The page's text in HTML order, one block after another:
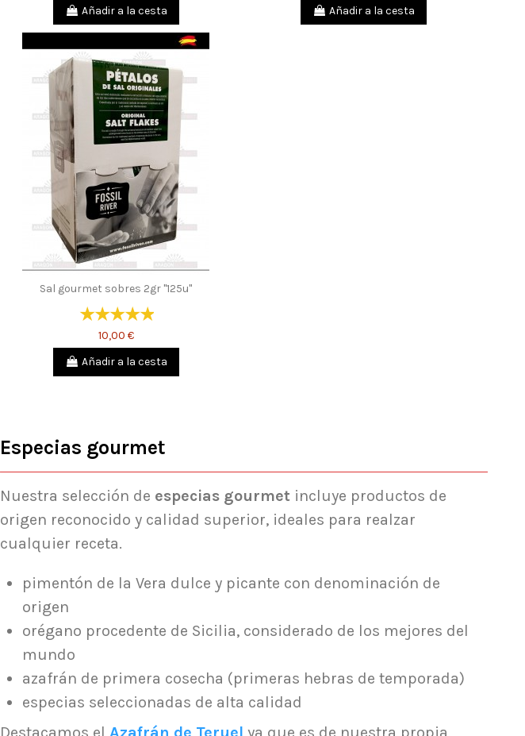
Añadir a la cesta
Añadir a la cesta
Sal gourmet sobres 2gr "125u"
10,00 €
Añadir a la cesta
Especias gourmet
Nuestra selección de especias gourmet incluye productos de
origen reconocido y calidad superior, ideales para realzar
cualquier receta.
pimentón de la Vera dulce y picante con denominación de
origen
orégano procedente de Sicilia, considerado de los mejores del
mundo
azafrán de primera cosecha (primeras hebras de temporada)
especias seleccionadas de alta calidad